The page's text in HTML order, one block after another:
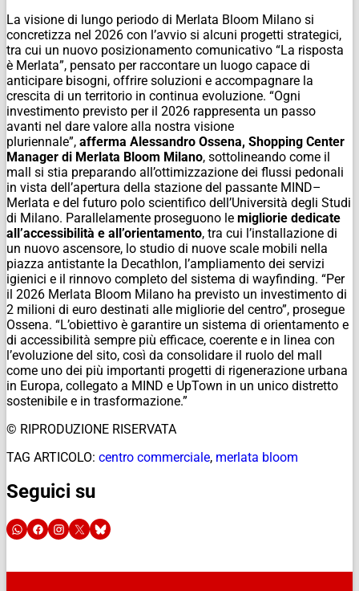
La visione di lungo periodo di Merlata Bloom Milano si
concretizza nel 2026 con l’avvio si alcuni progetti strategici,
tra cui un nuovo posizionamento comunicativo “La risposta
è Merlata”, pensato per raccontare un luogo capace di
anticipare bisogni, offrire soluzioni e accompagnare la
crescita di un territorio in continua evoluzione. “Ogni
investimento previsto per il 2026 rappresenta un passo
avanti nel dare valore alla nostra visione
pluriennale”, afferma Alessandro Ossena, Shopping Center
Manager di Merlata Bloom Milano, sottolineando come il
mall si stia preparando all’ottimizzazione dei flussi pedonali
in vista dell’apertura della stazione del passante MIND–
Merlata e del futuro polo scientifico dell’Università degli Studi
di Milano. Parallelamente proseguono le migliorie dedicate
all’accessibilità e all’orientamento, tra cui l’installazione di
un nuovo ascensore, lo studio di nuove scale mobili nella
piazza antistante la Decathlon, l’ampliamento dei servizi
igienici e il rinnovo completo del sistema di wayfinding. “Per
il 2026 Merlata Bloom Milano ha previsto un investimento di
2 milioni di euro destinati alle migliorie del centro”, prosegue
Ossena. “L’obiettivo è garantire un sistema di orientamento e
di accessibilità sempre più efficace, coerente e in linea con
l’evoluzione del sito, così da consolidare il ruolo del mall
come uno dei più importanti progetti di rigenerazione urbana
in Europa, collegato a MIND e UpTown in un unico distretto
sostenibile e in trasformazione.”
© RIPRODUZIONE RISERVATA
TAG ARTICOLO: centro commerciale, merlata bloom
Seguici su